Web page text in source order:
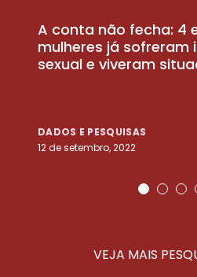
A conta não fecha: 4
mulheres já sofreram
sexual e viveram
DADOS E PESQUISAS
12 de setembro, 2022
VEJA MAIS